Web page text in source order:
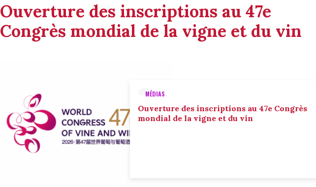
Ouverture des inscriptions au 47e
Congrès mondial de la vigne et du vin
MÉDIAS
Ouverture des inscriptions au 47e Congrès
mondial de la vigne et du vin